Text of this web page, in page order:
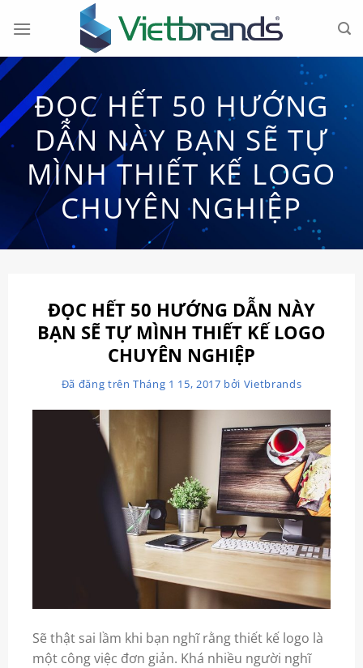
đến
dung
ĐỌC HẾT 50 HƯỚNG
DẪN NÀY BẠN SẼ TỰ
MÌNH THIẾT KẾ LOGO
CHUYÊN NGHIỆP
ĐỌC HẾT 50 HƯỚNG DẪN NÀY
BẠN SẼ TỰ MÌNH THIẾT KẾ LOGO
CHUYÊN NGHIỆP
Đã đăng trênTháng 1 15, 2017 bởi Vietbrands
Sẽ thật sai lầm khi bạn nghĩ rằng thiết kế logo là
một công việc đơn giản. Khá nhiều người nghĩ